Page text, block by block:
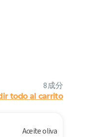
8 成分
todo al carrito
Aceite oliva